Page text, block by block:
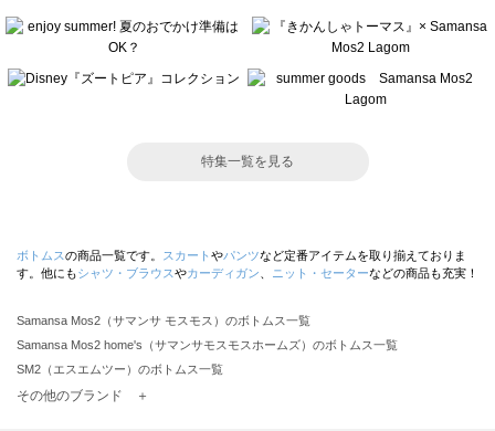
特集一覧を見る
ボトムスの商品一覧です。 スカート やパンツなど定番アイテムを取り揃えておりま
す。他にもシャツ・ブラウスやカーディガン ニット・セーターなどの商品も充実！
Samansa Mos2（サマンサ モスモス）のボトムス一覧
Samansa Mos2 home's（サマンサモスモスホームズ）のボトムス一覧
SM2（エスエムツー）のボトムス一覧
TSUHARU by Samansa Mos2（ツハルバイサマンサモスモス）のボトムス一覧
その他のブランド ＋